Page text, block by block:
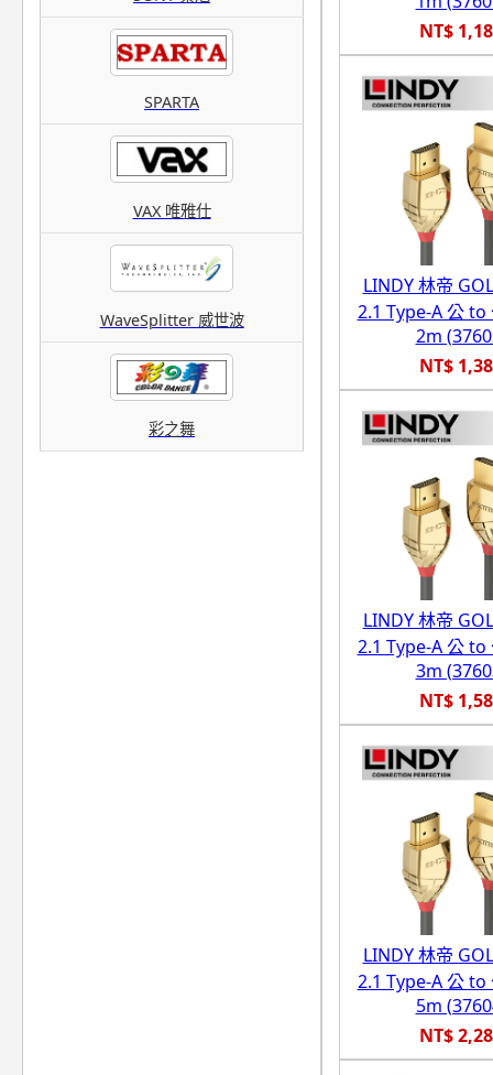
SPARTA
VAX 唯雅仕
WaveSplitter 威世波
彩之舞
NT$
LINDY 林帝
2.1 Type-A 公 to
2m
NT$
LINDY 林帝
2.1 Type-A 公 to
3m
NT$
LINDY 林帝
2.1 Type-A 公 to
5m
NT$